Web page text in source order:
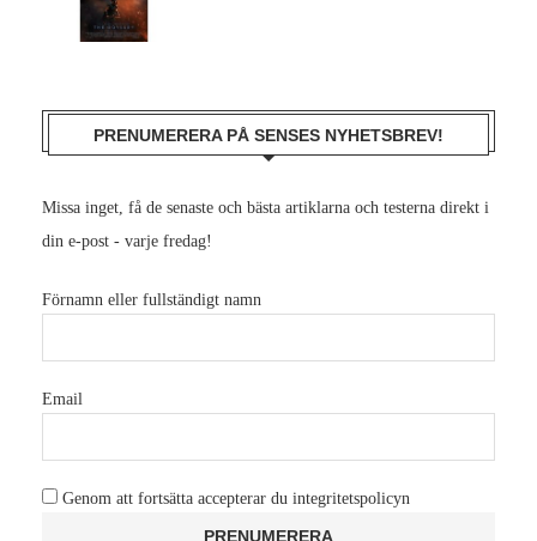
PRENUMERERA PÅ SENSES NYHETSBREV!
Missa inget, få de senaste och bästa artiklarna och testerna direkt i
din e-post - varje fredag!
Förnamn eller fullständigt namn
Email
Genom att fortsätta accepterar du integritetspolicyn